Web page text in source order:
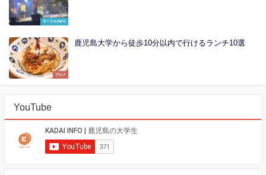
サークルINFO
グルメ
鹿児島大学から徒歩10分以内で行けるランチ10選
YouTube